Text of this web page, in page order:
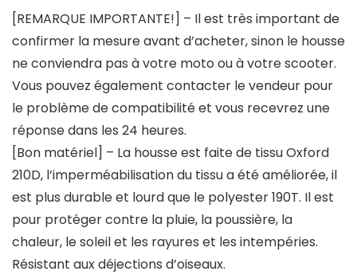
[REMARQUE IMPORTANTE!] – Il est très important de
confirmer la mesure avant d’acheter, sinon le housse
ne conviendra pas à votre moto ou à votre scooter.
Vous pouvez également contacter le vendeur pour
le problème de compatibilité et vous recevrez une
réponse dans les 24 heures.
[Bon matériel] – La housse est faite de tissu Oxford
210D, l’imperméabilisation du tissu a été améliorée, il
est plus durable et lourd que le polyester 190T. Il est
pour protéger contre la pluie, la poussière, la
chaleur, le soleil et les rayures et les intempéries.
Résistant aux déjections d’oiseaux.